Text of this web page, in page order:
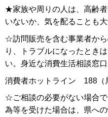
★家族や周りの人は、高齢
いないか、気を配ることも大
☆訪問販売を含む事業者か
り、トラブルになったとき
い。身近な消費生活相談窓口
消費者ホットライン 188（
☆ご相談の必要がない場合
為等を受けた場合は、県へ